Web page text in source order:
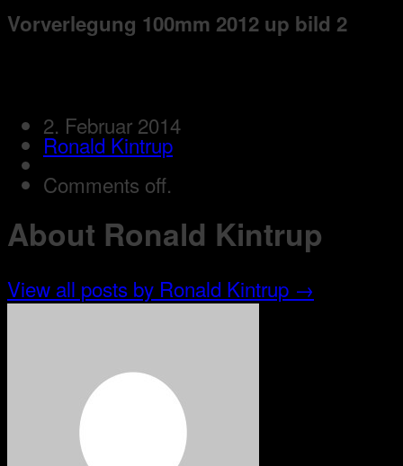
Vorverlegung 100mm 2012 up bild 2
2. Februar 2014
Ronald Kintrup
Comments off.
About Ronald Kintrup
View all posts by Ronald Kintrup →